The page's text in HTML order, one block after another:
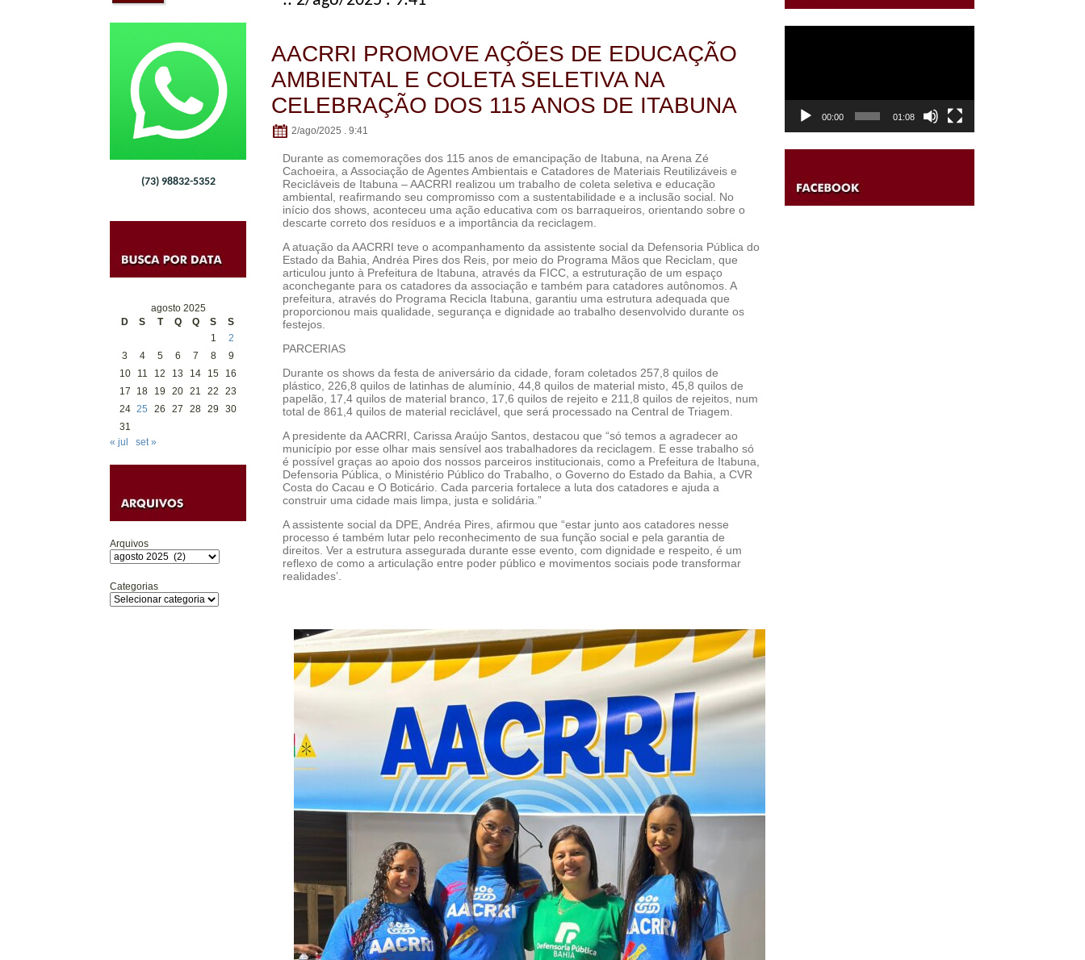
(73) 98832-5352
agosto 2025
D
S T Q Q S
S
1
2
3
4 5 6 7 8
9
10
11 12 13 14 15
16
17
18 19 20 21 22
23
24 25 26 27 28 29
30
31
« jul
set »
Arquivos
Categorias
AACRRI PROMOVE AÇÕES DE EDUCAÇÃO
AMBIENTAL E COLETA SELETIVA NA
CELEBRAÇÃO DOS 115 ANOS DE ITABUNA
2/ago/2025 . 9:41
Durante as comemorações dos 115 anos de emancipação de Itabuna, na Arena Zé
Cachoeira, a Associação de Agentes Ambientais e Catadores de Materiais Reutilizáveis e
Recicláveis de Itabuna – AACRRI realizou um trabalho de coleta seletiva e educação
ambiental, reafirmando seu compromisso com a sustentabilidade e a inclusão social. No
início dos shows, aconteceu uma ação educativa com os barraqueiros, orientando sobre o
descarte correto dos resíduos e a importância da reciclagem.
A atuação da AACRRI teve o acompanhamento da assistente social da Defensoria Pública do
Estado da Bahia, Andréa Pires dos Reis, por meio do Programa Mãos que Reciclam, que
articulou junto à Prefeitura de Itabuna, através da FICC, a estruturação de um espaço
aconchegante para os catadores da associação e também para catadores autônomos. A
prefeitura, através do Programa Recicla Itabuna, garantiu uma estrutura adequada que
proporcionou mais qualidade, segurança e dignidade ao trabalho desenvolvido durante os
festejos.
PARCERIAS
Durante os shows da festa de aniversário da cidade, foram coletados 257,8 quilos de
plástico, 226,8 quilos de latinhas de alumínio, 44,8 quilos de material misto, 45,8 quilos de
papelão, 17,4 quilos de material branco, 17,6 quilos de rejeito e 211,8 quilos de rejeitos, num
total de 861,4 quilos de material reciclável, que será processado na Central de Triagem.
A presidente da AACRRI, Carissa Araújo Santos, destacou que “só temos a agradecer ao
município por esse olhar mais sensível aos trabalhadores da reciclagem. E esse trabalho só
é possível graças ao apoio dos nossos parceiros institucionais, como a Prefeitura de Itabuna,
Defensoria Pública, o Ministério Público do Trabalho, o Governo do Estado da Bahia, a CVR
Costa do Cacau e O Boticário. Cada parceria fortalece a luta dos catadores e ajuda a
construir uma cidade mais limpa, justa e solidária.”
A assistente social da DPE, Andréa Pires, afirmou que “estar junto aos catadores nesse
processo é também lutar pelo reconhecimento de sua função social e pela garantia de
direitos. Ver a estrutura assegurada durante esse evento, com dignidade e respeito, é um
reflexo de como a articulação entre poder público e movimentos sociais pode transformar
realidades’.
00:00 01:08